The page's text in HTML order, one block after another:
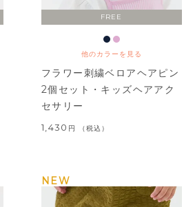
FREE
他のカラーを見る
フラワー刺繍ベロアヘアピン
2個セット・キッズヘアアク
セサリー
1,430 税込
NEW